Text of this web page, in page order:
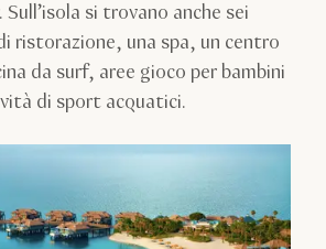
si trovano anche sei
ristorazione, una spa, un centro
da surf, aree gioco per bambini
di sport acquatici.